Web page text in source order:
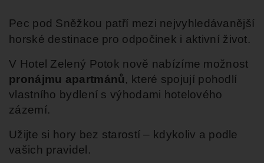
Pec pod Sněžkou patří mezi nejvyhledávanější
horské destinace pro odpočinek i aktivní život.
V Hotel Zelený Potok nově nabízíme možnost
pronájmu apartmánů, které spojují pohodlí
vlastního bydlení s výhodami hotelového
zázemí.
Užijte si hory bez starostí – kdykoliv a podle
vašich pravidel.